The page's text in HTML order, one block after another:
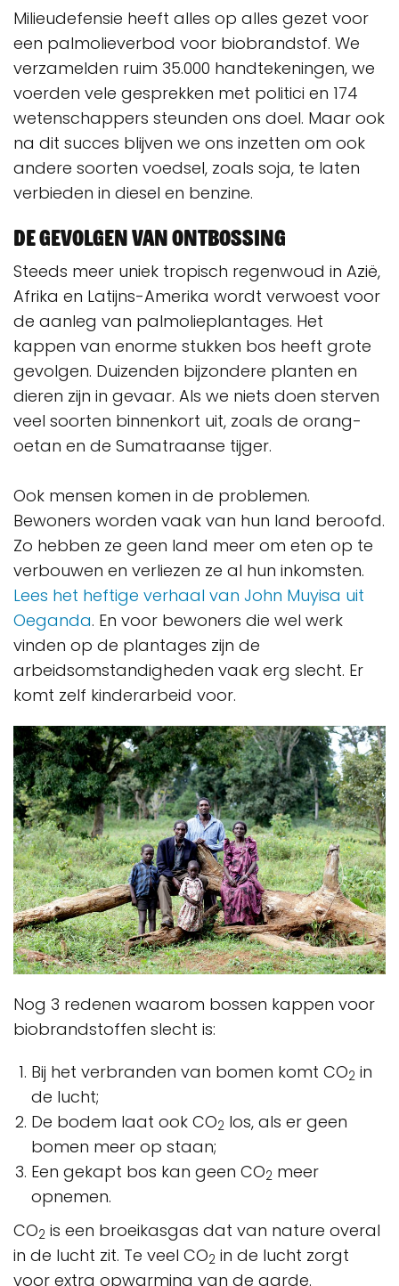
Milieudefensie heeft alles op alles gezet voor
een palmolieverbod voor biobrandstof. We
verzamelden ruim 35.000 handtekeningen, we
voerden vele gesprekken met politici en 174
wetenschappers steunden ons doel. Maar ook
na dit succes blijven we ons inzetten om ook
andere soorten voedsel, zoals soja, te laten
verbieden in diesel en benzine.
De gevolgen van ontbossing
Steeds meer uniek tropisch regenwoud in Azië,
Afrika en Latijns-Amerika wordt verwoest voor
de aanleg van palmolieplantages. Het
kappen van enorme stukken bos heeft grote
gevolgen. Duizenden bijzondere planten en
dieren zijn in gevaar. Als we niets doen sterven
veel soorten binnenkort uit, zoals de orang-
oetan en de Sumatraanse tijger.
Ook mensen komen in de problemen.
Bewoners worden vaak van hun land beroofd.
Zo hebben ze geen land meer om eten op te
verbouwen en verliezen ze al hun inkomsten.
Lees het heftige verhaal van John Muyisa uit
Oeganda. En voor bewoners die wel werk
vinden op de plantages zijn de
arbeidsomstandigheden vaak erg slecht. Er
komt zelf kinderarbeid voor.
Nog 3 redenen waarom bossen kappen voor
biobrandstoffen slecht is:
Bij het verbranden van bomen komt CO2 in
de lucht;
De bodem laat ook CO2 los, als er geen
bomen meer op staan;
Een gekapt bos kan geen CO2 meer
opnemen.
CO2 is een broeikasgas dat van nature overal
in de lucht zit. Te veel CO2 in de lucht zorgt
voor extra opwarming van de aarde.